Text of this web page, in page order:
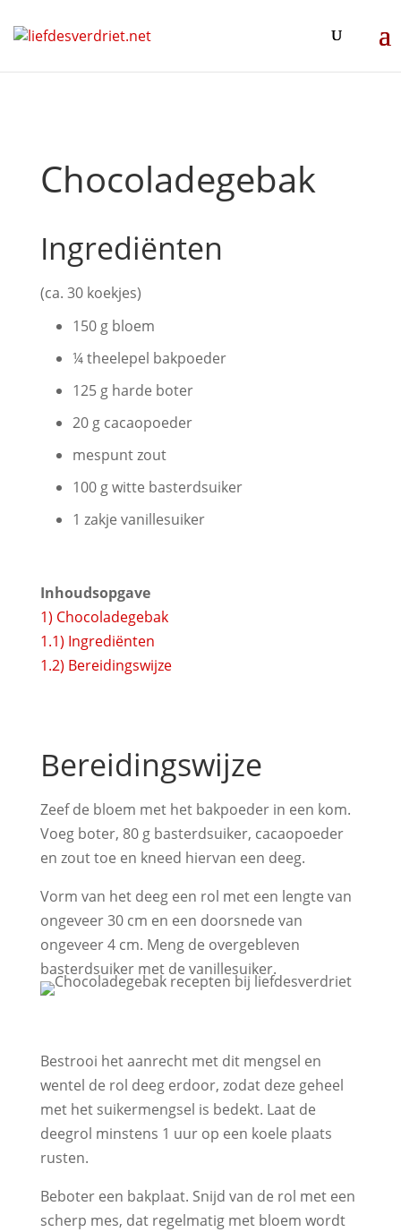
Chocoladegebak
Ingrediënten
(ca. 30 koekjes)
150 g bloem
¼ theelepel bakpoeder
125 g harde boter
20 g cacaopoeder
mespunt zout
100 g witte basterdsuiker
1 zakje vanillesuiker
Inhoudsopgave
1) Chocoladegebak
1.1) Ingrediënten
1.2) Bereidingswijze
Bereidingswijze
Zeef de bloem met het bakpoeder in een kom.
Voeg boter, 80 g basterdsuiker, cacaopoeder
en zout toe en kneed hiervan een deeg.
Vorm van het deeg een rol met een lengte van
ongeveer 30 cm en een doorsnede van
ongeveer 4 cm. Meng de overgebleven
basterdsuiker met de vanillesuiker.
Bestrooi het aanrecht met dit mengsel en
wentel de rol deeg erdoor, zodat deze geheel
met het suikermengsel is bedekt. Laat de
deegrol minstens 1 uur op een koele plaats
rusten.
Beboter een bakplaat. Snijd van de rol met een
scherp mes, dat regelmatig met bloem wordt